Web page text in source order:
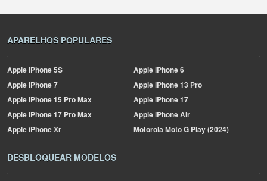
APARELHOS POPULARES
AppleiPhone 5S AppleiPhone 6
AppleiPhone 7 AppleiPhone 13 Pro
AppleiPhone 15 Pro Max AppleiPhone 17
AppleiPhone 17 Pro Max AppleiPhone Air
AppleiPhone Xr MotorolaMoto G Play (2024)
DESBLOQUEAR MODELOS